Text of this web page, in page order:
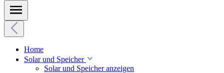
Home
Solar und Speicher
Solar und Speicher anzeigen